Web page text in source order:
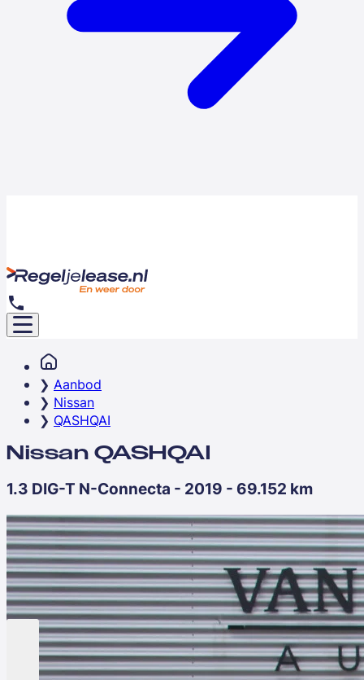
Aanbod
Nissan
QASHQAI
Nissan QASHQAI
1.3 DIG-T N-Connecta - 2019 - 69.152 km